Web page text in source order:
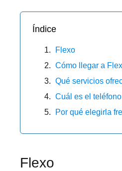
Índice
Flexo
Cómo llegar a
Qué servicios
Cuál es el
Por qué elegirla
Flexo